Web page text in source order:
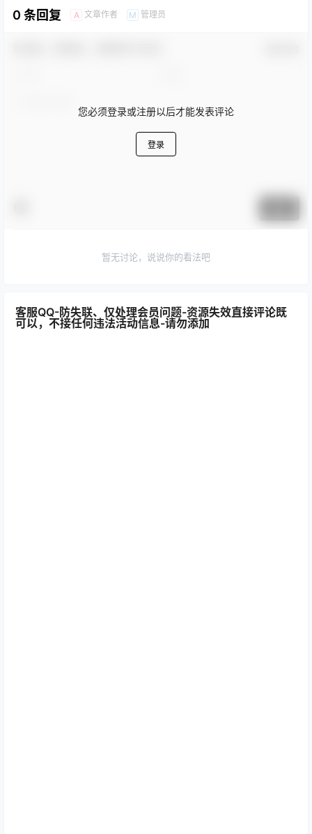
0 条回复 A 文章作者 M 管理员
您必须登录或注册以后才能发表评论
登录
暂无讨论，说说你的看法吧
客服QQ-防失联、仅处理会员问题-资源失效直接评论既
可以，不接任何违法活动信息-请勿添加